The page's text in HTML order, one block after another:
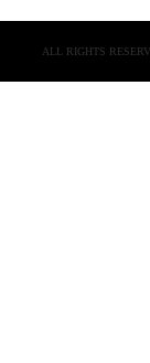
ALL RIGHTS